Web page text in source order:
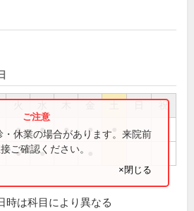
祝
● ● ● ●
● ●
休業の場合があります。来院前
ご確認ください。
×閉じる
時は科目により異なる